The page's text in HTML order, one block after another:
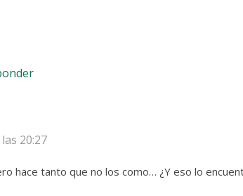
20:27
hace tanto que no los como… ¿Y eso lo